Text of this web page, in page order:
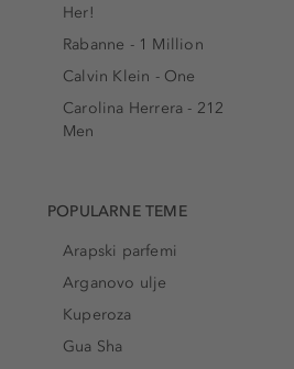
Her!
Rabanne - 1 Million
Calvin Klein - One
Carolina Herrera - 212
Men
POPULARNE TEME
Arapski parfemi
Arganovo ulje
Kuperoza
Gua Sha